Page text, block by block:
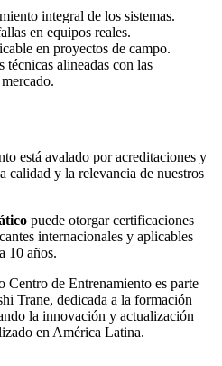
integral de los sistemas.
en equipos reales.
en proyectos de campo.
técnicas alineadas con las
está avalado por acreditaciones y
calidad y la relevancia de nuestros
puede otorgar certificaciones
internacionales y aplicables
10 años.
Centro de Entrenamiento es parte
Trane, dedicada a la formación
la innovación y actualización
en América Latina.